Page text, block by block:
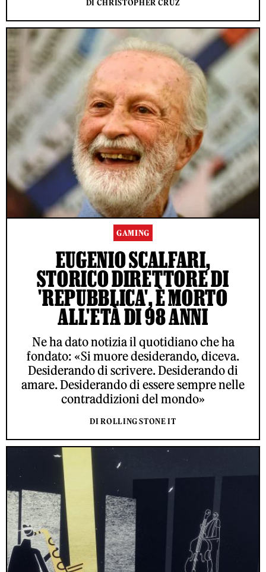
DI CHRISTOPHER CRUZ
GAMING
EUGENIO SCALFARI,
STORICO DIRETTORE DI
'REPUBBLICA', È MORTO
ALL'ETÀ DI 98 ANNI
Ne ha dato notizia il quotidiano che ha
fondato: «Si muore desiderando, diceva.
Desiderando di scrivere. Desiderando di
amare. Desiderando di essere sempre nelle
contraddizioni del mondo»
DI ROLLING STONE IT